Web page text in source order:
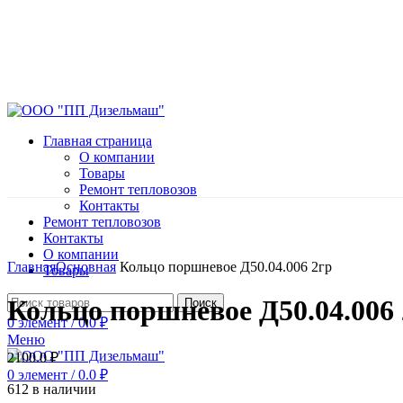
Главная страница
О компании
Товары
Ремонт тепловозов
Контакты
Ремонт тепловозов
Контакты
О компании
Товары
Поиск
0элемент / 0.0₽
Меню
0 элемент / 0.0 ₽
Нажмите, чтобы увеличить
ГлавнаяОсновная Кольцо поршневое Д50.04.006 2гр
Кольцо поршневое Д50.04.006
2100.0₽
612 в наличии